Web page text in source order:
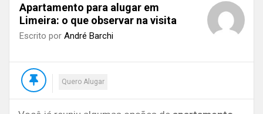
Apartamento para alugar em
Limeira: o que observar na visita
Escrito por André Barchi
Quero Alugar